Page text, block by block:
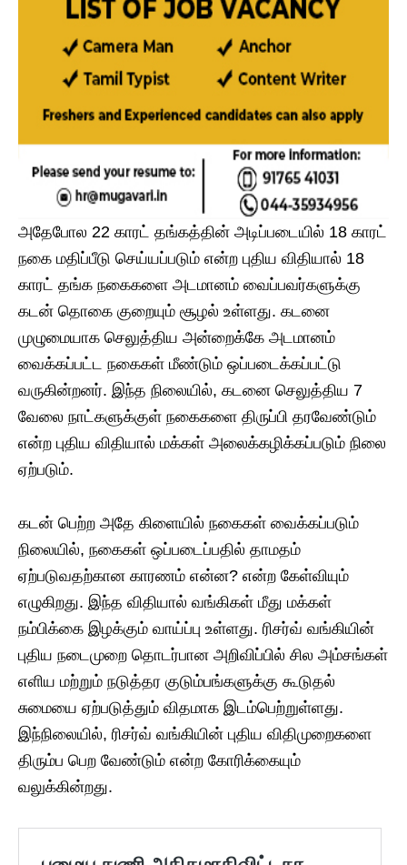
அதேபோல 22 காரட் தங்கத்தின் அடிப்படையில் 18 காரட்
நகை மதிப்பீடு செய்யப்படும் என்ற புதிய விதியால் 18
காரட் தங்க நகைகளை அடமானம் வைப்பவர்களுக்கு
கடன் தொகை குறையும் சூழல் உள்ளது. கடனை
முழுமையாக செலுத்திய அன்றைக்கே அடமானம்
வைக்கப்பட்ட நகைகள் மீண்டும் ஒப்படைக்கப்பட்டு
வருகின்றனர். இந்த நிலையில், கடனை செலுத்திய 7
வேலை நாட்களுக்குள் நகைகளை திருப்பி தரவேண்டும்
என்ற புதிய விதியால் மக்கள் அலைக்கழிக்கப்படும் நிலை
ஏற்படும்.
கடன் பெற்ற அதே கிளையில் நகைகள் வைக்கப்படும்
நிலையில், நகைகள் ஒப்படைப்பதில் தாமதம்
ஏற்படுவதற்கான காரணம் என்ன? என்ற கேள்வியும்
எழுகிறது. இந்த விதியால் வங்கிகள் மீது மக்கள்
நம்பிக்கை இழக்கும் வாய்ப்பு உள்ளது. ரிசர்வ் வங்கியின்
புதிய நடைமுறை தொடர்பான அறிவிப்பில் சில அம்சங்கள்
எளிய மற்றும் நடுத்தர குடும்பங்களுக்கு கூடுதல்
சுமையை ஏற்படுத்தும் விதமாக இடம்பெற்றுள்ளது.
இந்நிலையில், ரிசர்வ் வங்கியின் புதிய விதிமுறைகளை
திரும்ப பெற வேண்டும் என்ற கோரிக்கையும்
வலுக்கின்றது.